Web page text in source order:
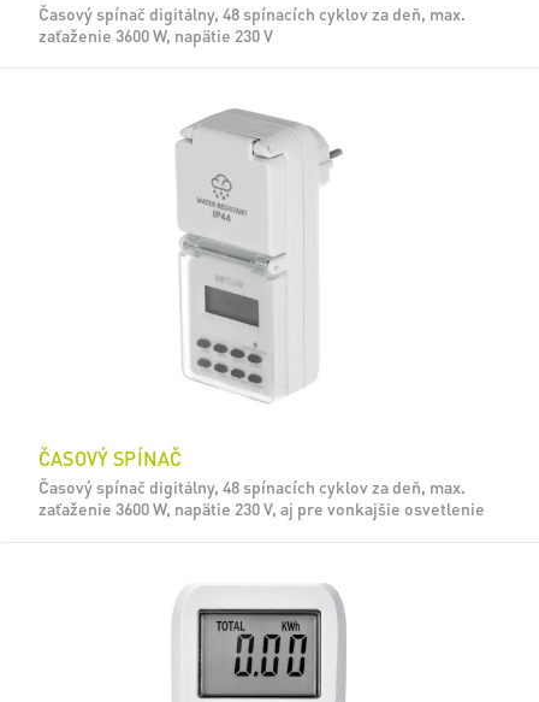
Časový spínač digitálny, 48 spínacích cyklov za deň, max.
zaťaženie 3600 W, napätie 230 V
ČASOVÝ SPÍNAČ
Časový spínač digitálny, 48 spínacích cyklov za deň, max.
zaťaženie 3600 W, napätie 230 V, aj pre vonkajšie osvetlenie